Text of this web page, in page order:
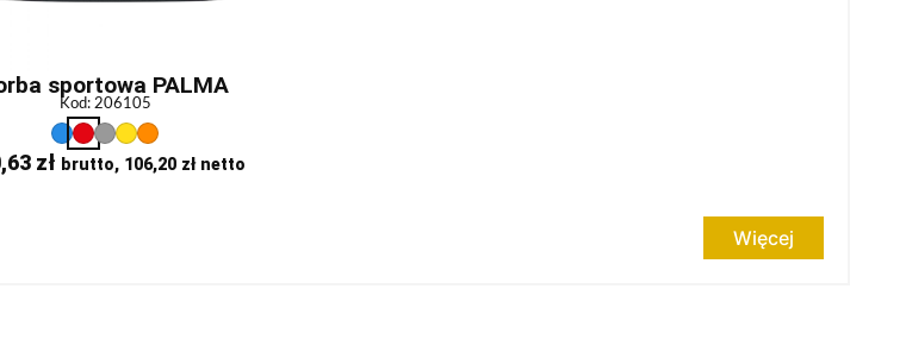
sportowa PALMA
Kod: 206105
zł brutto, 106,20 złnetto
Więcej